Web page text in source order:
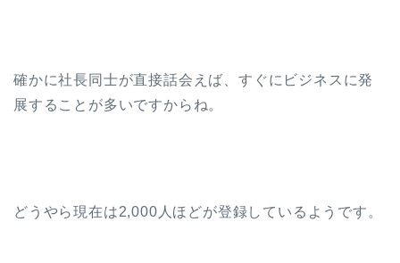
確かに社長同士が直接話会えば、すぐにビジネスに発
展することが多いですからね。
どうやら現在は2,000人ほどが登録しているようです。